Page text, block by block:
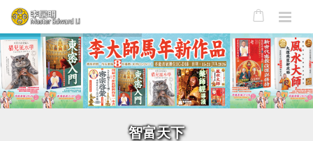
智富天下